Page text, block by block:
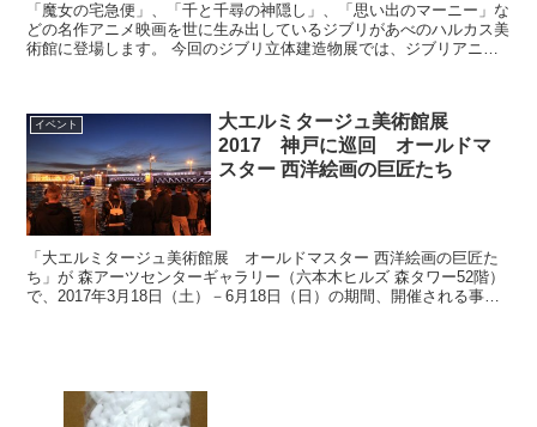
「魔女の宅急便」、「千と千尋の神隠し」、「思い出のマーニー」な
どの名作アニメ映画を世に生み出しているジブリがあべのハルカス美
術館に登場します。 今回のジブリ立体建造物展では、ジブリアニメ
イベント
大エルミタージュ美術館展
2017 神戸に巡回 オールドマ
スター 西洋絵画の巨匠たち
「大エルミタージュ美術館展 オールドマスター 西洋絵画の巨匠た
ち」が 森アーツセンターギャラリー（六本木ヒルズ 森タワー52階）
で、2017年3月18日（土）－6月18日（日）の期間、開催される事に